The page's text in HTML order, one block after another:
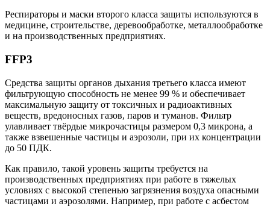
Респираторы и маски второго класса защиты используются в
медицине, строительстве, деревообработке, металлообработке
и на производственных предприятиях.
FFP3
Средства защиты органов дыхания третьего класса имеют
фильтрующую способность не менее 99 % и обеспечивает
максимальную защиту от токсичных и радиоактивных
веществ, вредоносных газов, паров и туманов. Фильтр
улавливает твёрдые микрочастицы размером 0,3 микрона, а
также взвешенные частицы и аэрозоли, при их концентрации
до 50 ПДК.
Как правило, такой уровень защиты требуется на
производственных предприятиях при работе в тяжелых
условиях с высокой степенью загрязнения воздуха опасными
частицами и аэрозолями. Например, при работе с асбестом